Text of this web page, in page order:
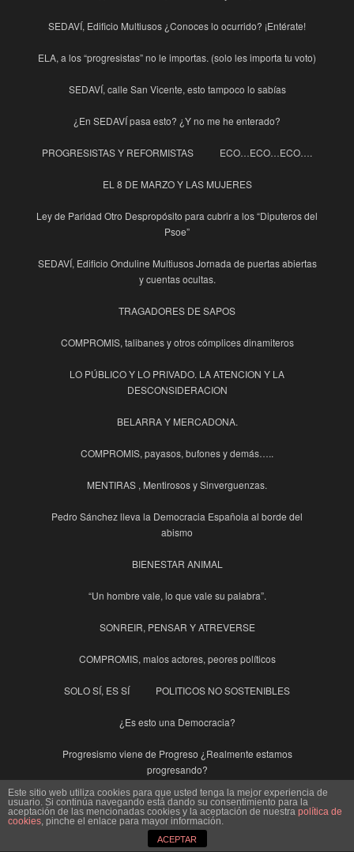
SEDAVÍ, Edificio Multiusos ¿Conoces lo ocurrido? ¡Entérate!
ELA, a los “progresistas” no le importas. (solo les importa tu voto)
SEDAVÍ, calle San Vicente, esto tampoco lo sabías
¿En SEDAVÍ pasa esto? ¿Y no me he enterado?
PROGRESISTAS Y REFORMISTAS ECO…ECO…ECO….
EL 8 DE MARZO Y LAS MUJERES
Ley de Paridad Otro Despropósito para cubrir a los “Diputeros del
Psoe”
SEDAVÍ, Edificio Onduline Multiusos Jornada de puertas abiertas
y cuentas ocultas.
TRAGADORES DE SAPOS
COMPROMIS, talibanes y otros cómplices dinamiteros
LO PÚBLICO Y LO PRIVADO. LA ATENCION Y LA
DESCONSIDERACION
BELARRA Y MERCADONA.
COMPROMIS, payasos, bufones y demás…..
MENTIRAS , Mentirosos y Sinverguenzas.
Pedro Sánchez lleva la Democracia Española al borde del
abismo
BIENESTAR ANIMAL
“Un hombre vale, lo que vale su palabra”.
SONREIR, PENSAR Y ATREVERSE
COMPROMIS, malos actores, peores políticos
SOLO SÍ, ES SÍ POLITICOS NO SOSTENIBLES
¿Es esto una Democracia?
Progresismo viene de Progreso ¿Realmente estamos
progresando?
PAPA NÖEL Y REYES anticipados llegan a Sedaví en forma de
Sentencia condenatoria
COMPROMIS ¿malos o tontos?
Este sitio web utiliza cookies para que usted tenga la mejor experiencia de
usuario. Si continúa navegando está dando su consentimiento para la
aceptación de las mencionadas cookies y la aceptación de nuestra política de
cookies, pinche el enlace para mayor información.
ACEPTAR